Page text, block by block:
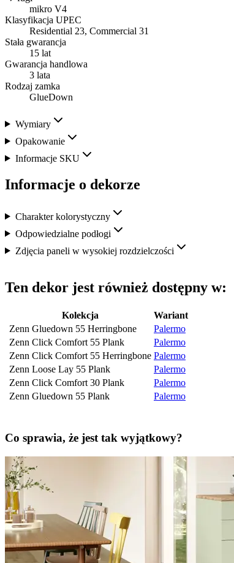
mikro V4
Klasyfikacja UPEC
Residential 23, Commercial 31
Stała gwarancja
15 lat
Gwarancja handlowa
3 lata
Rodzaj zamka
GlueDown
Wymiary
Opakowanie
Informacje SKU
Informacje o dekorze
Charakter kolorystyczny
Odpowiedzialne podłogi
Zdjęcia paneli w wysokiej rozdzielczości
Ten dekor jest również dostępny w:
Kolekcja
Wariant
Zenn Gluedown 55 Herringbone
Palermo
Zenn Click Comfort 55 Plank
Palermo
Zenn Click Comfort 55 Herringbone Palermo
Zenn Loose Lay 55 Plank
Palermo
Zenn Click Comfort 30 Plank
Palermo
Zenn Gluedown 55 Plank
Palermo
Co sprawia, że jest tak wyjątkowy?